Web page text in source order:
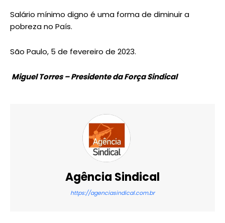
Salário mínimo digno é uma forma de diminuir a
pobreza no País.
São Paulo, 5 de fevereiro de 2023.
Miguel Torres – Presidente da Força Sindical
Agência Sindical
https://agenciasindical.com.br